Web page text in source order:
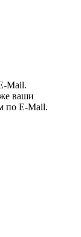
Mail.
ваши
по E-Mail.